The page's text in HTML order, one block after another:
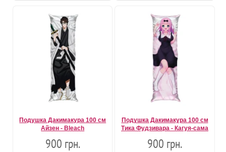
Подушка Дакимакура 100 см
Айзен - Bleach
900 грн.
Подушка Дакимакура 100 см
Тика Фудзивара - Кагуя-сама
900 грн.